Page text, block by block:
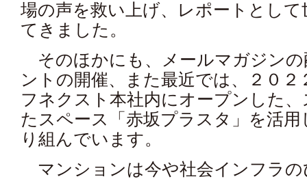
場の声を救い上げ、レポートとし
てきました。
そのほかにも、メールマガジンの
ントの開催、また最近では、２０２
フネクスト本社内にオープンした
たスペース「赤坂プラスタ」を活
り組んでいます。
マンションは今や社会インフラの